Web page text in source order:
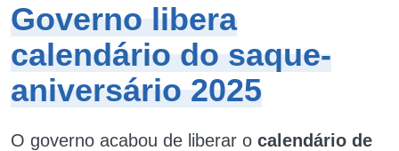
Governo libera
calendário do saque-
aniversário 2025
O governo acabou de liberar o calendário de